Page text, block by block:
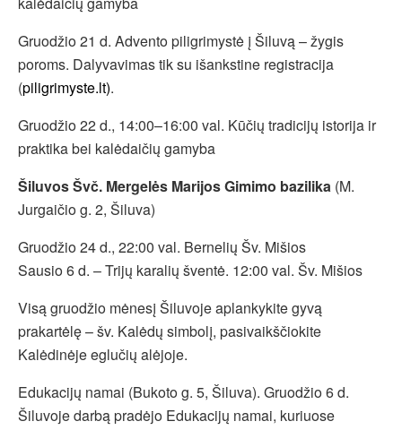
Gruodžio 21 d. Advento piligrimystė į Šiluvą – žygis
poroms. Dalyvavimas tik su išankstine registracija
(piligrimyste.lt).
Gruodžio 22 d., 14:00–16:00 val. Kūčių tradicijų istorija ir
praktika bei kalėdaičių gamyba
Šiluvos Švč. Mergelės Marijos Gimimo bazilika (M.
Jurgaičio g. 2, Šiluva)
Gruodžio 24 d., 22:00 val. Bernelių Šv. Mišios
Sausio 6 d. – Trijų karalių šventė. 12:00 val. Šv. Mišios
Visą gruodžio mėnesį Šiluvoje aplankykite gyvą
prakartėlę – šv. Kalėdų simbolį, pasivaikščiokite
Kalėdinėje eglučių alėjoje.
Edukacijų namai (Bukoto g. 5, Šiluva). Gruodžio 6 d.
Šiluvoje darbą pradėjo Edukacijų namai, kuriuose